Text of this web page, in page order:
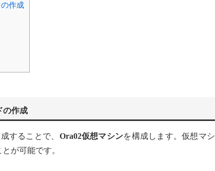
作成
の作成
することで、 Ora02仮想マシンを構成します。仮想マシ
が可能です。